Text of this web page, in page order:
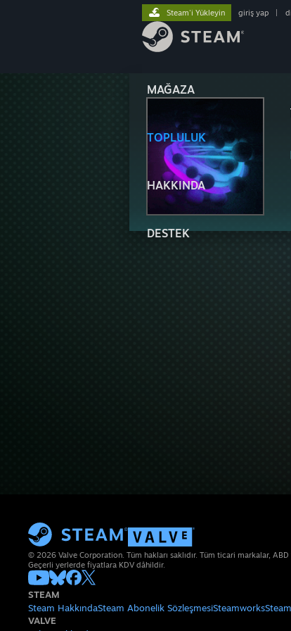
MAĞAZA
TOPLULUK
HAKKINDA
DESTEK
Steam'i Yükleyin giriş yap
© 2026 Valve Corporation. Tüm hakları saklıdır. Tüm ticari markalar,
Geçerli yerlerde fiyatlara KDV dâhildir.
STEAM
Steam HakkındaSteam Abonelik SözleşmesiSteamworks
VALVE